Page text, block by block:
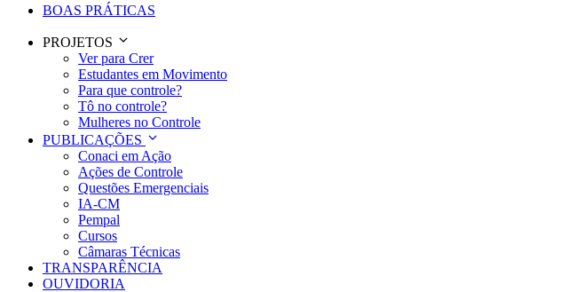
BOAS PRÁTICAS
PROJETOS
Ver para Crer
Estudantes em Movimento
Para que controle?
Tô no controle?
Mulheres no Controle
PUBLICAÇÕES
Conaci em Ação
Ações de Controle
Questões Emergenciais
IA-CM
Pempal
Cursos
Câmaras Técnicas
TRANSPARÊNCIA
OUVIDORIA